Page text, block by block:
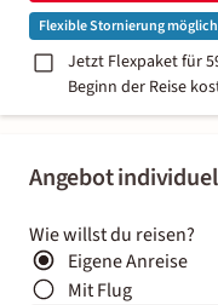
Angebot
Wie willst du reisen?
Eigene Anreise
Mit Flug
Flexible Stornierung möglich
Jetzt Flexpaket für
Beginn der Reise